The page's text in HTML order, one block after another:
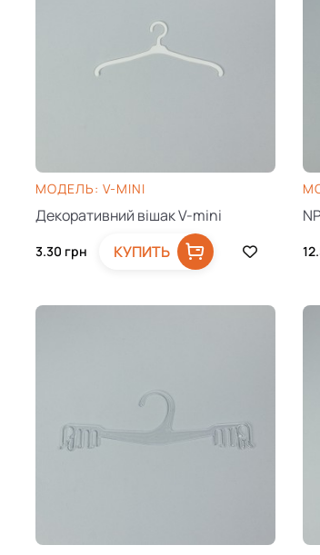
МОДЕЛЬ: V-MINI
Декоративний вішак V-mini
3.30 грн КУПИТЬ